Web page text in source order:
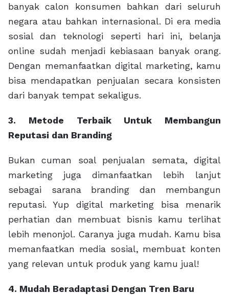
banyak calon konsumen bahkan dari seluruh
negara atau bahkan internasional. Di era media
sosial dan teknologi seperti hari ini, belanja
online sudah menjadi kebiasaan banyak orang.
Dengan memanfaatkan digital marketing, kamu
bisa mendapatkan penjualan secara konsisten
dari banyak tempat sekaligus.
3. Metode Terbaik Untuk Membangun
Reputasi dan Branding
Bukan cuman soal penjualan semata, digital
marketing juga dimanfaatkan lebih lanjut
sebagai sarana branding dan membangun
reputasi. Yup digital marketing bisa menarik
perhatian dan membuat bisnis kamu terlihat
lebih menonjol. Caranya juga mudah. Kamu bisa
memanfaatkan media sosial, membuat konten
yang relevan untuk produk yang kamu jual!
4. Mudah Beradaptasi Dengan Tren Baru